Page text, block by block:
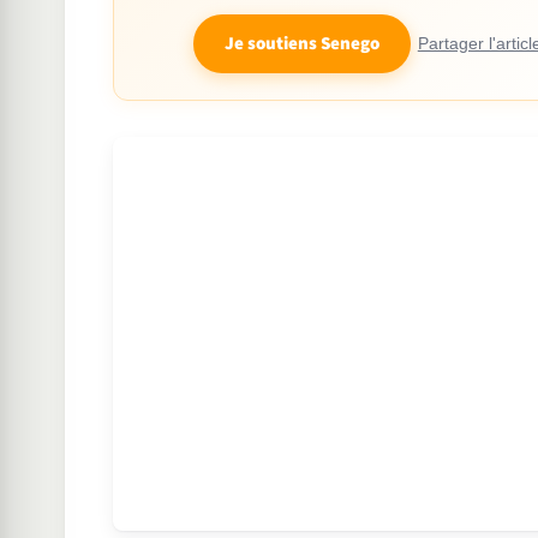
Je soutiens Senego Partager